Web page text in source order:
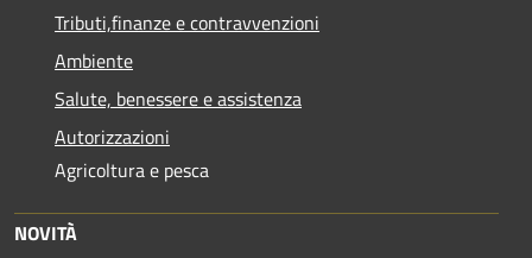
Tributi,finanze e contravvenzioni
Ambiente
Salute, benessere e assistenza
Autorizzazioni
Agricoltura e pesca
NOVITÀ